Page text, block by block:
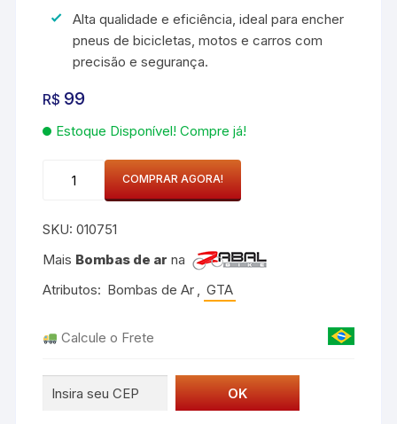
Alta qualidade e eficiência, ideal para encher
pneus de bicicletas, motos e carros com
precisão e segurança.
R$ 99
Estoque Disponível! Compre já!
de
Pé
PSI
Preto
COMPRAR AGORA!
SKU:010751
Mais Bombas de ar na
Atributos: Bombas de Ar , GTA
Calcule o Frete